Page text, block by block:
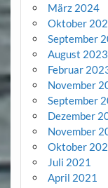
März 2024
Oktober
September
August 2023
Februar
November
September
Dezember
November
Oktober
Juli 2021
April 2021